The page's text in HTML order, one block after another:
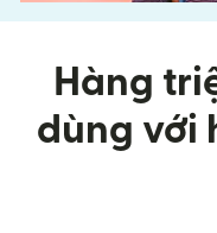
Hàng
dùng với